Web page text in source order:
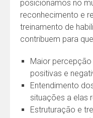
posicionamos no
reconhecimento e
treinamento de
contribuem para
Maior
positivas e
Entendimento
situações a elas
Estruturação e